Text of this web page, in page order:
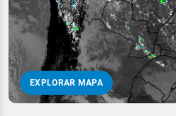
EXPLORAR MAPA